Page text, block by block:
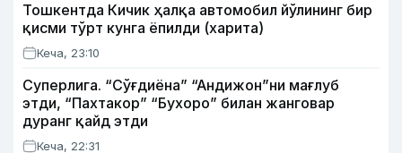
Тошкентда Кичик ҳалқа автомобил йўлининг бир
қисми тўрт кунга ёпилди (харита)
Кеча, 23:10
Суперлига. “Сўғдиёна” “Андижон”ни мағлуб
этди, “Пахтакор” “Бухоро” билан жанговар
дуранг қайд этди
Кеча, 22:31